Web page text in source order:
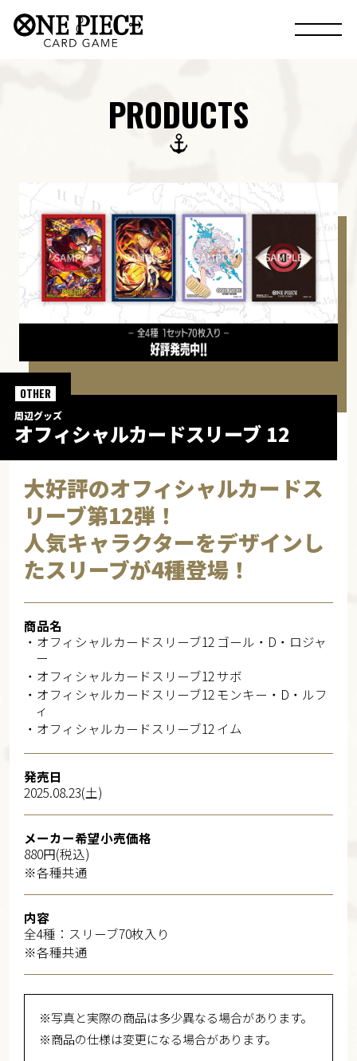
PRODUCTS
周辺グッズ
オフィシャルカードスリーブ 12
OTHER
大好評のオフィシャルカードス
リーブ第12弾！
人気キャラクターをデザインし
たスリーブが4種登場！
商品名
・オフィシャルカードスリーブ12 ゴール・D・ロジャ
ー
・オフィシャルカードスリーブ12 サボ
・オフィシャルカードスリーブ12 モンキー・D・ルフ
ィ
・オフィシャルカードスリーブ12 イム
発売日
2025.08.23(土)
メーカー希望小売価格
880円(税込)
※各種共通
内容
全4種：スリーブ70枚入り
※各種共通
※写真と実際の商品は多少異なる場合があります。
※商品の仕様は変更になる場合があります。